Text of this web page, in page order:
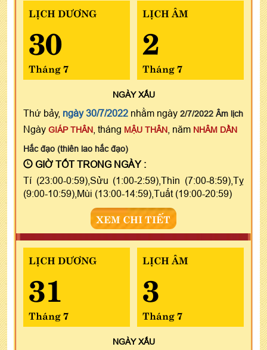
LỊCH DƯƠNG
30
Tháng 7
LỊCH ÂM
2
Tháng 7
NGÀYXẤU
Thứ bảy, ngày 30/7/2022 nhằm ngày 2/7/2022 Âm lịch
Ngày GIÁP THÂN , tháng MẬU THÂN , năm NHÂM DẦN
Hắc đạo (thiên lao hắc đạo)
GIỜ TỐT TRONG NGÀY :
Tí (23:00-0:59),Sửu (1:00-2:59),Thìn (7:00-8:59),Tỵ
(9:00-10:59),Mùi (13:00-14:59),Tuất (19:00-20:59)
XEM CHI TIẾT
LỊCH DƯƠNG
31
Tháng 7
LỊCH ÂM
3
Tháng 7
NGÀYXẤU